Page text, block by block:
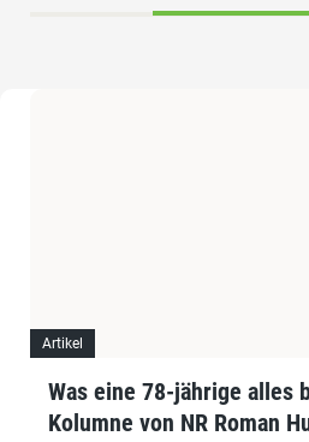
Artikel
Was eine 78-jährige alles
Kolumne von NR Roman